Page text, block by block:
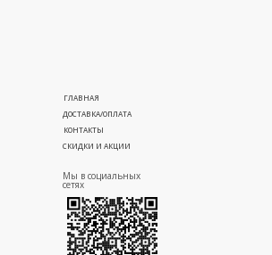
ГЛАВНАЯ
ДОСТАВКА/ОПЛАТА
СКИДКИ И АКЦИИ
КОНТАКТЫ
Мы в социальных
сетях